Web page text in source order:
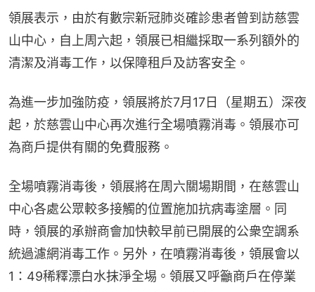
領展表示，由於有數宗新冠肺炎確診患者曾到訪慈雲
山中心，自上周六起，領展已相繼採取一系列額外的
清潔及消毒工作，以保障租戶及訪客安全。
為進一步加強防疫，領展將於7月17日（星期五）深夜
起，於慈雲山中心再次進行全場噴霧消毒。領展亦可
為商戶提供有關的免費服務。
全場噴霧消毒後，領展將在周六關場期間，在慈雲山
中心各處公眾較多接觸的位置施加抗病毒塗層。同
時，領展的承辦商會加快較早前已開展的公衆空調系
統過濾網消毒工作。另外，在噴霧消毒後，領展會以
1：49稀釋漂白水抹淨全埸。領展又呼籲商戶在停業